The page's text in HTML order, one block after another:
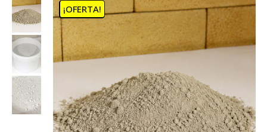
¡OFERTA!